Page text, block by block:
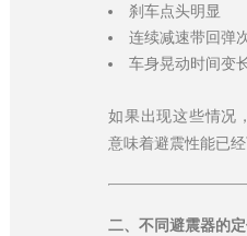
刹车点头明显
连续减速带回弹
车身晃动时间变
如果出现这些情况
意味着避震性能已经
二、不同避震器的